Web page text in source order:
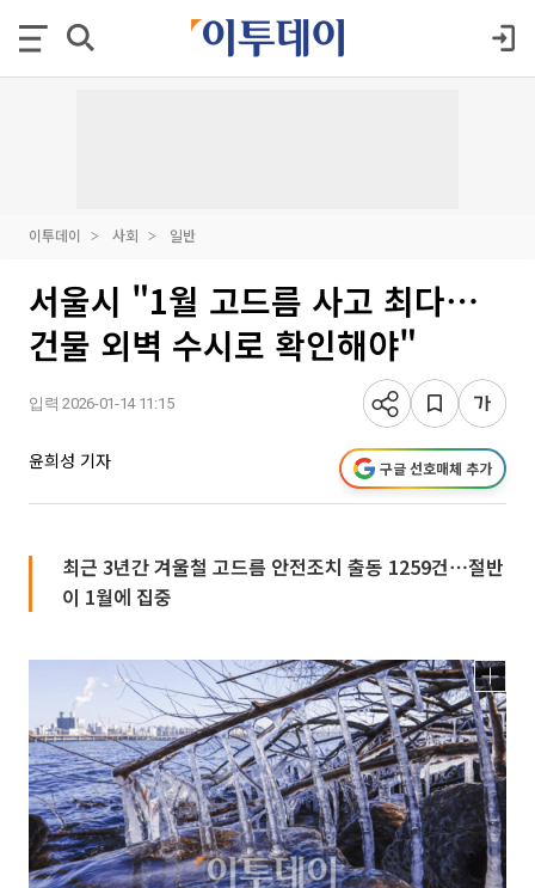
이투데이 사회 일반
서울시 "1월 고드름 사고 최다⋯
건물 외벽 수시로 확인해야"
입력 2026-01-14 11:15
윤희성 기자 구글 선호매체 추가
최근 3년간 겨울철 고드름 안전조치 출동 1259건⋯절반
이 1월에 집중